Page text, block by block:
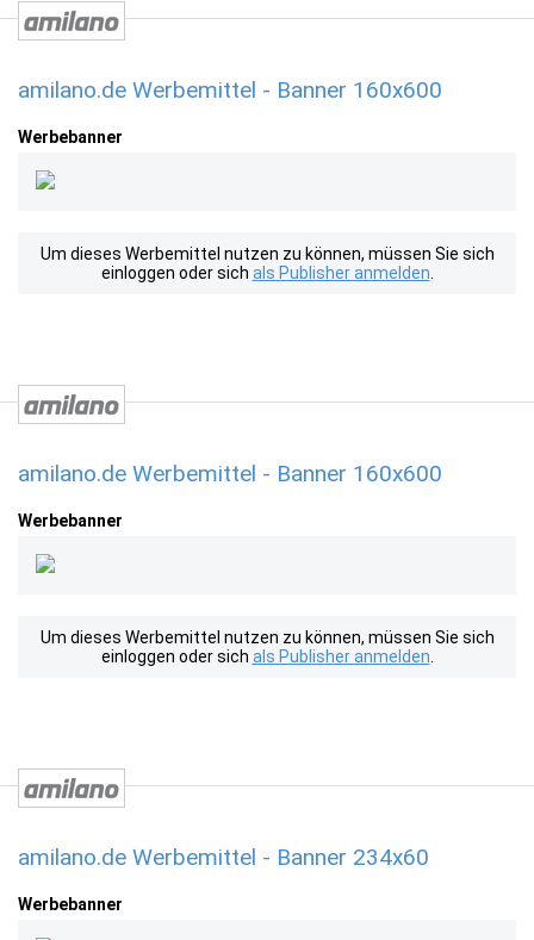
amilano.de Werbemittel - Banner 160x600
Werbebanner
Um dieses Werbemittel nutzen zu können, müssen Sie sich
einloggen oder sich als Publisher anmelden
amilano.de Werbemittel - Banner 160x600
Werbebanner
Um dieses Werbemittel nutzen zu können, müssen Sie sich
einloggen oder sich als Publisher anmelden
amilano.de Werbemittel - Banner 234x60
Werbebanner